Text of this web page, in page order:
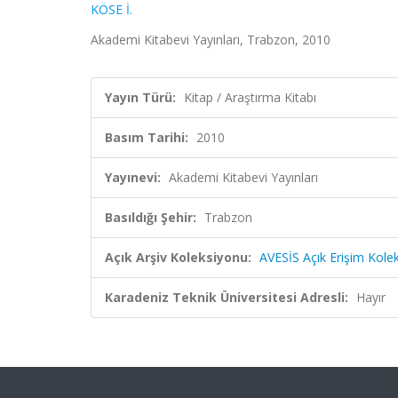
KÖSE İ.
Akademi Kitabevi Yayınları, Trabzon, 2010
Yayın Türü: Kitap / Araştırma Kitabı
Basım Tarihi: 2010
Yayınevi: Akademi Kitabevi Yayınları
Basıldığı Şehir: Trabzon
Açık Arşiv Koleksiyonu: AVESİS Açık Erişim
Karadeniz Teknik Üniversitesi Adresli: Hayır